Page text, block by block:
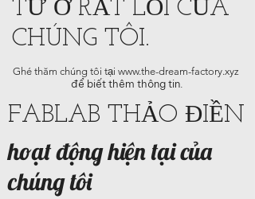
TƯ Ở RẤT LỖI CỦA
CHÚNG TÔI.
Ghé thăm chúng tôi tại www.the-dream-factory.xyz
để biết thêm thông tin.
FABLAB THẢO ĐIỀN
hoạt động hiện tại của
chúng tôi